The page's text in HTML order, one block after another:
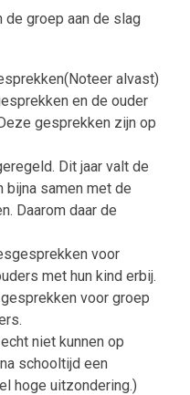
groep aan de slag
alvast)
en de ouder
gesprekken zijn op
Dit jaar valt de
samen met de
Daarom daar de
voor
met hun kind erbij.
voor groep
niet kunnen op
schooltijd een
hoge uitzondering.)